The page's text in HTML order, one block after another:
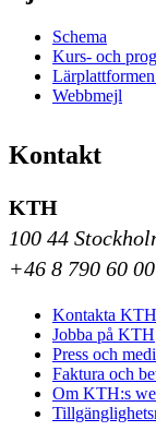
Schema
Kurs- och
Webbmejl
Kontakt
KTH
100 44
+46 8 790 60 00
Kontakta KTH
Jobba på KTH
Press och
Faktura och
Om KTH:s